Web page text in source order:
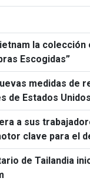
la colección
Escogidas”
medidas de
de Estados Unidos
a sus
clave para el
de Tailandia